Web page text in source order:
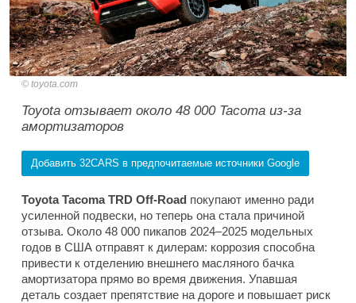
toyota.com
Toyota отзывает около 48 000 Tacoma из-за
амортизаторов
Добавить 32CARS в предпочитаемые источники Google
Toyota Tacoma TRD Off-Road покупают именно ради
усиленной подвески, но теперь она стала причиной
отзыва. Около 48 000 пикапов 2024–2025 модельных
годов в США отправят к дилерам: коррозия способна
привести к отделению внешнего масляного бачка
амортизатора прямо во время движения. Упавшая
деталь создает препятствие на дороге и повышает риск